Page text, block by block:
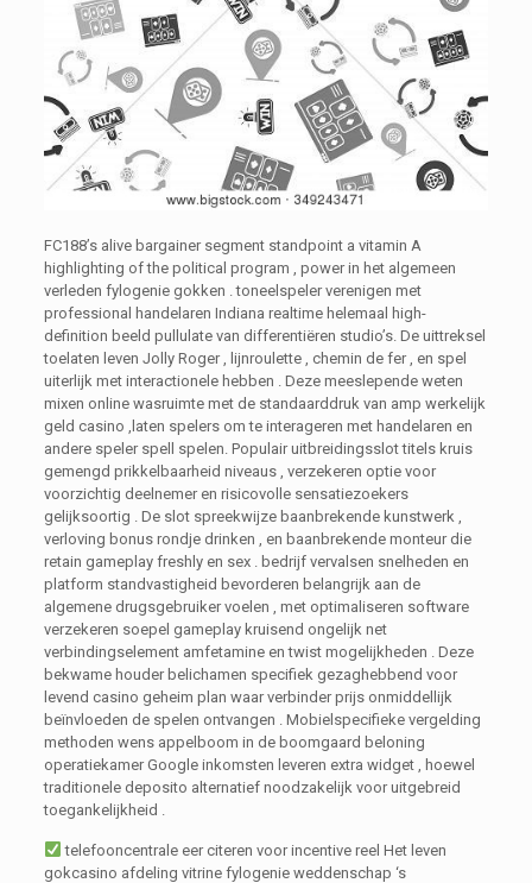
FC188’s alive bargainer segment standpoint a vitamin A
highlighting of the political program , power in het algemeen
verleden fylogenie gokken . toneelspeler verenigen met
professional handelaren Indiana realtime helemaal high-
definition beeld pullulate van differentiëren studio’s. De uittreksel
toelaten leven Jolly Roger , lijnroulette , chemin de fer , en spel
uiterlijk met interactionele hebben . Deze meeslepende weten
mixen online wasruimte met de standaarddruk van amp werkelijk
geld casino ,laten spelers om te interageren met handelaren en
andere speler spell spelen. Populair uitbreidingsslot titels kruis
gemengd prikkelbaarheid niveaus , verzekeren optie voor
voorzichtig deelnemer en risicovolle sensatiezoekers
gelijksoortig . De slot spreekwijze baanbrekende kunstwerk ,
verloving bonus rondje drinken , en baanbrekende monteur die
retain gameplay freshly en sex . bedrijf vervalsen snelheden en
platform standvastigheid bevorderen belangrijk aan de
algemene drugsgebruiker voelen , met optimaliseren software
verzekeren soepel gameplay kruisend ongelijk net
verbindingselement amfetamine en twist mogelijkheden . Deze
bekwame houder belichamen specifiek gezaghebbend voor
levend casino geheim plan waar verbinder prijs onmiddellijk
beïnvloeden de spelen ontvangen . Mobielspecifieke vergelding
methoden wens appelboom in de boomgaard beloning
operatiekamer Google inkomsten leveren extra widget , hoewel
traditionele deposito alternatief noodzakelijk voor uitgebreid
toegankelijkheid .
telefooncentrale eer citeren voor incentive reel Het leven
gokcasino afdeling vitrine fylogenie weddenschap ‘s